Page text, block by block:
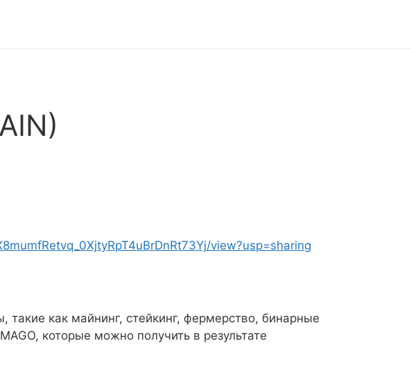
view?usp=sharing
такие как майнинг, стейкинг, фермерство, бинарные
которые можно получить в результате